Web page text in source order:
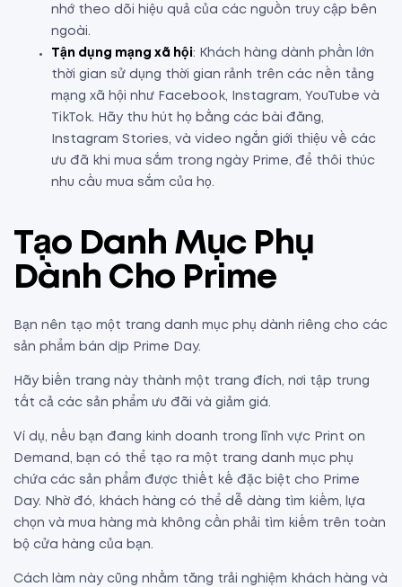
nhớ theo dõi hiệu quả của các nguồn truy cập bên
ngoài.
Tận dụng mạng xã hội : Khách hàng dành phần lớn
thời gian sử dụng thời gian rảnh trên các nền tảng
mạng xã hội như Facebook, Instagram, YouTube và
TikTok. Hãy thu hút họ bằng các bài đăng,
Instagram Stories, và video ngắn giới thiệu về các
ưu đã khi mua sắm trong ngày Prime, để thôi thúc
nhu cầu mua sắm của họ.
Tạo Danh Mục Phụ
Dành Cho Prime
Bạn nên tạo một trang danh mục phụ dành riêng cho các
sản phẩm bán dịp Prime Day.
Hãy biến trang này thành một trang đích, nơi tập trung
tất cả các sản phẩm ưu đãi và giảm giá.
Ví dụ, nếu bạn đang kinh doanh trong lĩnh vực Print on
Demand, bạn có thể tạo ra một trang danh mục phụ
chứa các sản phẩm được thiết kế đặc biệt cho Prime
Day. Nhờ đó, khách hàng có thể dễ dàng tìm kiếm, lựa
chọn và mua hàng mà không cần phải tìm kiếm trên toàn
bộ cửa hàng của bạn.
Cách làm này cũng nhằm tăng trải nghiệm khách hàng và